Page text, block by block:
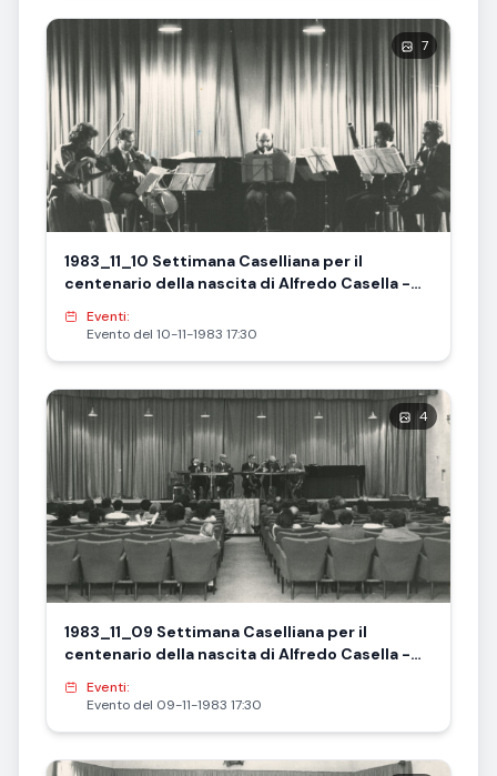
7
1983_11_10 Settimana Caselliana per il
centenario della nascita di Alfredo Casella -
Eventi:
Evento del 10-11-1983 17:30
4
1983_11_09 Settimana Caselliana per il
centenario della nascita di Alfredo Casella -
Eventi:
Evento del 09-11-1983 17:30